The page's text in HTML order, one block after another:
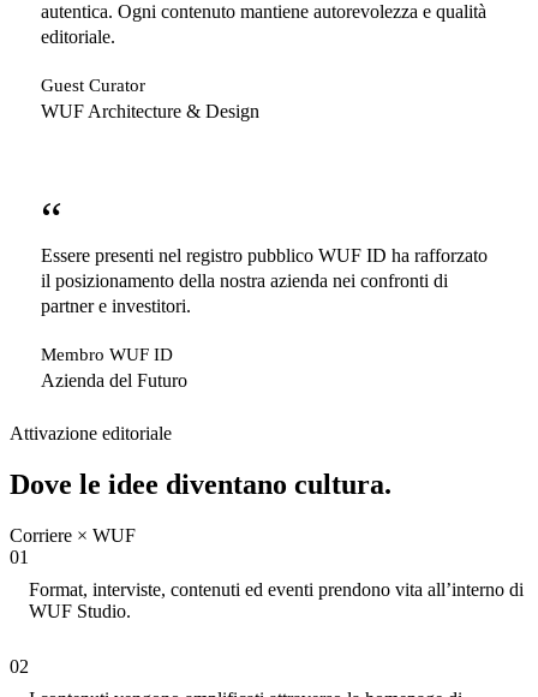
autentica. Ogni contenuto mantiene autorevolezza e qualità
editoriale.
Guest Curator
WUF Architecture & Design
“
Essere presenti nel registro pubblico WUF ID ha rafforzato
il posizionamento della nostra azienda nei confronti di
partner e investitori.
Membro WUF ID
Azienda del Futuro
Attivazione editoriale
Dove le idee diventano cultura.
Corriere × WUF
01
Format, interviste, contenuti ed eventi prendono vita all’interno di
WUF Studio.
02